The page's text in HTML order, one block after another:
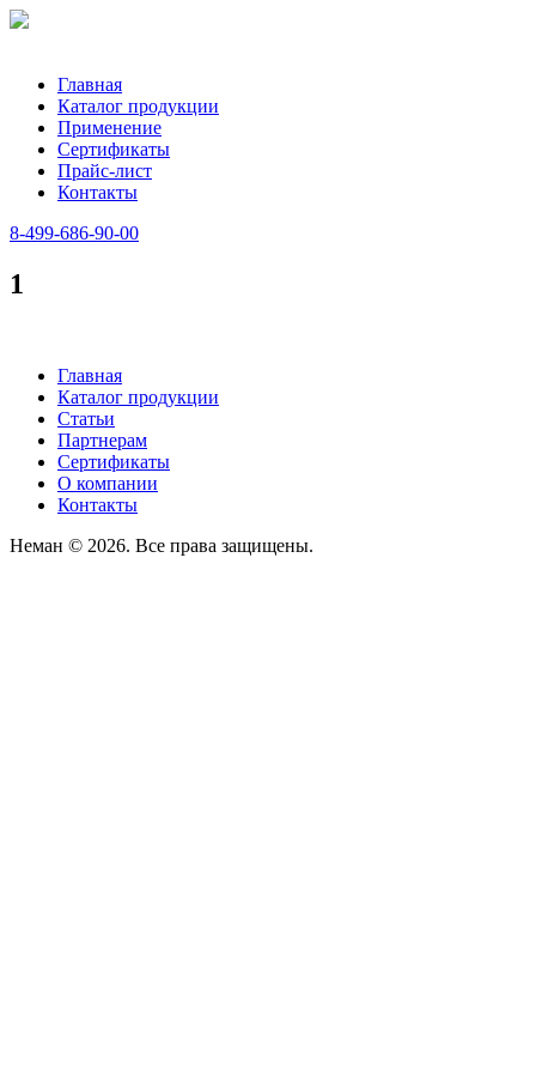
Главная
Каталог продукции
Применение
Сертификаты
Прайс-лист
Контакты
8-499-686-90-00
1
Главная
Каталог продукции
Статьи
Партнерам
Сертификаты
О компании
Контакты
Неман © 2026. Все права защищены.